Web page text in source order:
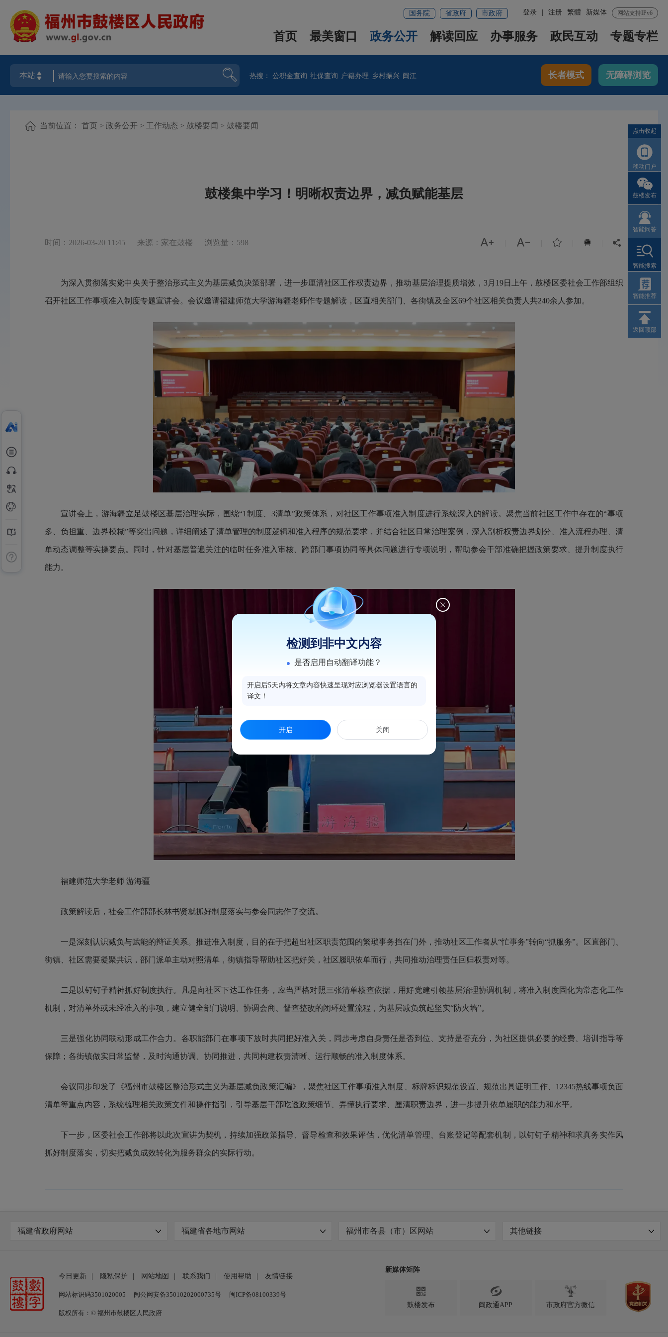
网站支持IPv6
新媒体
繁體
登录 注册
国务院 省政府 市政府
首页 最美窗口 政务公开 解读回应 办事服务 政民互动 专题专栏
热搜：公积金查询 社保查询 户籍办理 乡村振兴 闽江 长者模式 无障碍浏览
当前位置： 首页 > 政务公开 > 工作动态 > 鼓楼要闻 > 鼓楼要闻
鼓楼集中学习！明晰权责边界，减负赋能基层
时间：2026-03-20 11:45 来源：家在鼓楼 浏览量：598     
为深入贯彻落实党中央关于整治形式主义为基层减负决策部署，进一步厘清社区工作权责边界，推动基层治理提质增效，3月19日上午，鼓楼区委社会工作部组织
召开社区工作事项准入制度专题宣讲会。会议邀请福建师范大学游海疆老师作专题解读，区直相关部门、各街镇及全区69个社区相关负责人共240余人参加。
宣讲会上，游海疆立足鼓楼区基层治理实际，围绕“1制度、3清单”政策体系，对社区工作事项准入制度进行系统深入的解读。聚焦当前社区工作中存在的“事项
多、负担重、边界模糊”等突出问题，详细阐述了清单管理的制度逻辑和准入程序的规范要求，并结合社区日常治理案例，深入剖析权责边界划分、准入流程办理、清
单动态调整等实操要点。同时，针对基层普遍关注的临时任务准入审核、跨部门事项协同等具体问题进行专项说明，帮助参会干部准确把握政策要求、提升制度执行
能力。
福建师范大学老师 游海疆
政策解读后，社会工作部部长林书贤就抓好制度落实与参会同志作了交流。
一是深刻认识减负与赋能的辩证关系。推进准入制度，目的在于把超出社区职责范围的繁琐事务挡在门外，推动社区工作者从“忙事务”转向“抓服务”。区直部门、
街镇、社区需要凝聚共识，部门派单主动对照清单，街镇指导帮助社区把好关，社区履职依单而行，共同推动治理责任回归权责对等。
二是以钉钉子精神抓好制度执行。凡是向社区下达工作任务，应当严格对照三张清单核查依据，用好党建引领基层治理协调机制，将准入制度固化为常态化工作
机制，对清单外或未经准入的事项，建立健全部门说明、协调会商、督查整改的闭环处置流程，为基层减负筑起坚实“防火墙”。
三是强化协同联动形成工作合力。各职能部门在事项下放时共同把好准入关，同步考虑自身责任是否到位、支持是否充分，为社区提供必要的经费、培训指导等
保障；各街镇做实日常监督，及时沟通协调、协同推进，共同构建权责清晰、运行顺畅的准入制度体系。
会议同步印发了《福州市鼓楼区整治形式主义为基层减负政策汇编》，聚焦社区工作事项准入制度、标牌标识规范设置、规范出具证明工作、12345热线事项负面
清单等重点内容，系统梳理相关政策文件和操作指引，引导基层干部吃透政策细节、弄懂执行要求、厘清职责边界，进一步提升依单履职的能力和水平。
下一步，区委社会工作部将以此次宣讲为契机，持续加强政策指导、督导检查和效果评估，优化清单管理、台账登记等配套机制，以钉钉子精神和求真务实作风
抓好制度落实，切实把减负成效转化为服务群众的实际行动。
福建省政府网站 福建省各地市网站 福州市各县（市）区网站 其他链接
今日更新 隐私保护 网站地图 联系我们 使用帮助 友情链接
网站标识码3501020005 闽公网安备35010202000735号 闽ICP备08100339号
版权所有：© 福州市鼓楼区人民政府
新媒体矩阵

鼓楼发布

闽政通APP 市政府官方微信
点击收起
移动门户
鼓楼发布
智能问答
智能搜索
智能推荐
返回顶部
检测到非中文内容
是否启用自动翻译功能？
开启后5天内将文章内容快速呈现对应浏览器设置语言的
译文！
开启 关闭